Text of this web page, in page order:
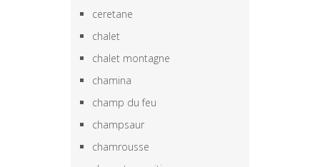
ceretane
chalet
chalet montagne
chamina
champ du feu
champsaur
chamrousse